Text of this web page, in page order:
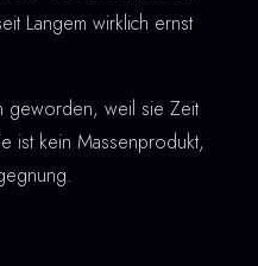
Langem wirklich ernst
geworden, weil sie Zeit
ist kein Massenprodukt,